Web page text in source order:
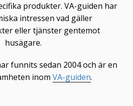
produkter. VA-guiden har
intressen vad gäller
eller tjänster gentemot
husägare.
funnits sedan 2004 och är en
inom VA-guiden.